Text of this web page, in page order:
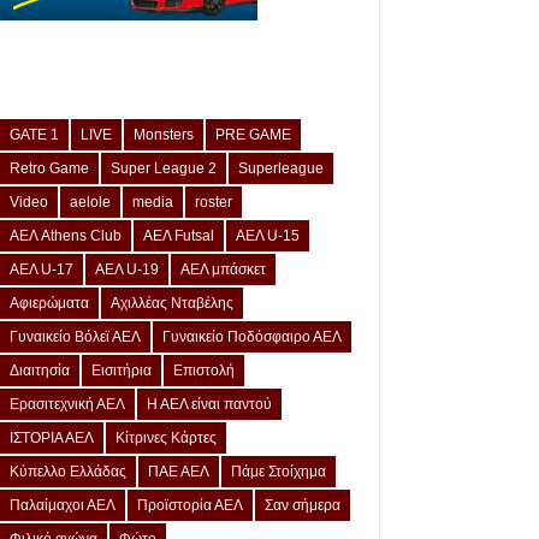
GATE 1 LIVE Monsters
PRE GAME
Retro Game
Super League 2
Superleague
Video
aelole media
roster
ΑΕΛ Athens Club
ΑΕΛ Futsal
ΑΕΛ U-15
ΑΕΛ U-17
ΑΕΛ U-19
ΑΕΛ μπάσκετ
Αφιερώματα
Αχιλλέας Νταβέλης
Γυναικείο Βόλεϊ ΑΕΛ
Γυναικείο Ποδόσφαιρο ΑΕΛ
Διαιτησία
Εισιτήρια
Επιστολή
Ερασιτεχνική ΑΕΛ
Η ΑΕΛ είναι παντού
ΙΣΤΟΡΙΑ ΑΕΛ
Κίτρινες Κάρτες
Κύπελλο Ελλάδας
ΠΑΕ ΑΕΛ
Πάμε Στοίχημα
Παλαίμαχοι ΑΕΛ
Προϊστορία ΑΕΛ
Σαν σήμερα